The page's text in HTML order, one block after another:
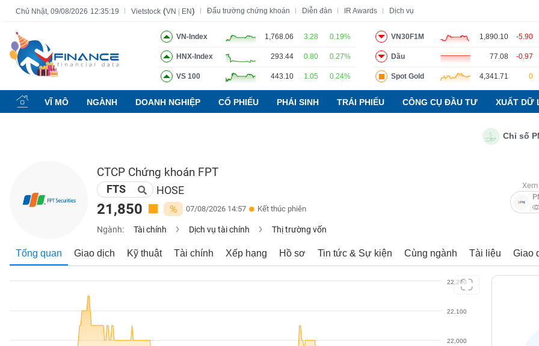
Chủ Nhật, 09/08/2026 12:35:20 Vietstock (VN EN) Đấu trường chứng khoán Diễn đàn IR Awards Dịch vụ
VN-Index 1,768.06 3.28 0.19%
HNX-Index 293.44 0.80 0.27%
VS 100 443.10 1.05 0.24%
VN30F1M 1,890.10 -5.90
Dầu 77.08 -0.97
Spot Gold 4,341.71 0
VĨ MÔ NGÀNH DOANH NGHIỆP CỔ PHIẾU PHÁI SINH TRÁI PHIẾU CÔNG CỤ ĐẦU TƯ XUẤT DỮ
Chỉ số PMI
CTCP Chứng khoán FPT
FTS HOSE
21,850 % 07/08/2026 14:57 Kết thúc phiên
Ngành: Tài chính Dịch vụ tài chính Thị trường vốn
Tổng quan Giao dịch Kỹ thuật Tài chính Xếp hạng Hồ sơ Tin tức & Sự kiện Cùng ngành Tài liệu Giao
22,000
22,100
22,200
Tất cả Tính năng Ngành Mã chứng khoán Lãnh đạo Báo cáo phân tích Thuật ngữ
Tính
năng
(-)
KHOÁN
NGHIỆP
ĐỘNG